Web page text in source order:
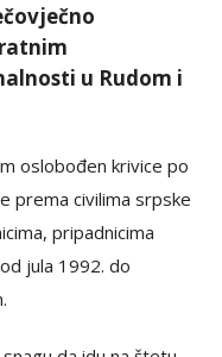
u Rudom i
oslobođen krivice po
prema civilima srpske
pripadnicima
jula 1992. do